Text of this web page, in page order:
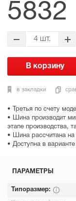
• Третья по счету
• Шина производит
этапе производства,
• Шина рассчитана на
• Доступна в
5832
4 шт.
в закладки
ПАРАМЕТРЫ
Типоразмер: